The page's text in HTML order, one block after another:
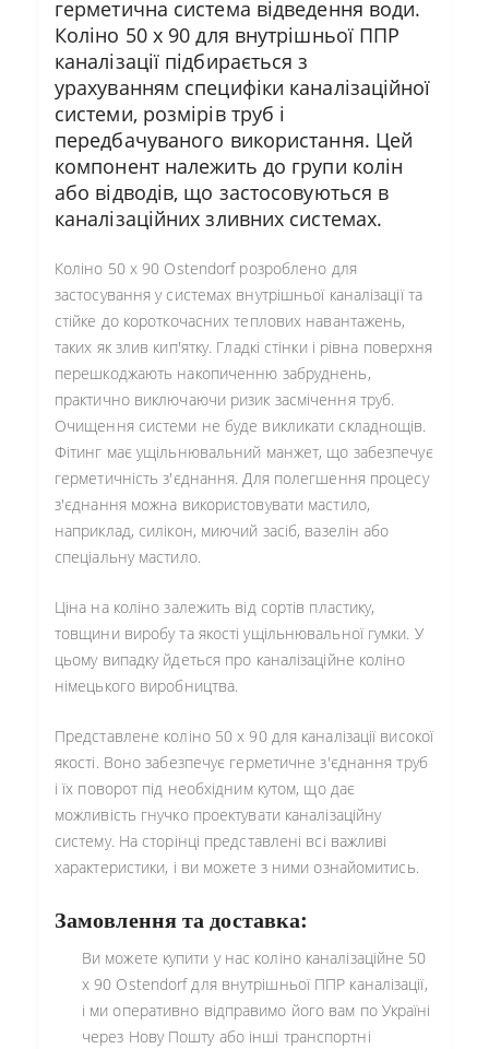
герметична система відведення води.
Коліно 50 х 90 для внутрішньої ППР
каналізації підбирається з
урахуванням специфіки каналізаційної
системи, розмірів труб і
передбачуваного використання. Цей
компонент належить до групи колін
або відводів, що застосовуються в
каналізаційних зливних системах.
Коліно 50 х 90 Ostendorf розроблено для
застосування у системах внутрішньої каналізації та
стійке до короткочасних теплових навантажень,
таких як злив кип'ятку. Гладкі стінки і рівна поверхня
перешкоджають накопиченню забруднень,
практично виключаючи ризик засмічення труб.
Очищення системи не буде викликати складнощів.
Фітинг має ущільнювальний манжет, що забезпечує
герметичність з'єднання. Для полегшення процесу
з'єднання можна використовувати мастило,
наприклад, силікон, миючий засіб, вазелін або
спеціальну мастило.
Ціна на коліно залежить від сортів пластику,
товщини виробу та якості ущільнювальної гумки. У
цьому випадку йдеться про каналізаційне коліно
німецького виробництва.
Представлене коліно 50 х 90 для каналізації високої
якості. Воно забезпечує герметичне з'єднання труб
і їх поворот під необхідним кутом, що дає
можливість гнучко проектувати каналізаційну
систему. На сторінці представлені всі важливі
характеристики, і ви можете з ними ознайомитись.
Замовлення та доставка:
Ви можете купити у нас коліно каналізаційне 50
х 90 Ostendorf для внутрішньої ППР каналізації,
і ми оперативно відправимо його вам по Україні
через Нову Пошту або інші транспортні